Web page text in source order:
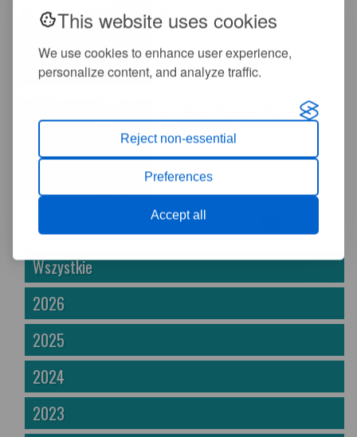
This website uses cookies
We use cookies to enhance user experience,
personalize content, and analyze traffic.
Reject non-essential
Preferences
Accept all
br. na Gondoli
2009-01-05 10:05:40
Uwaga - Rusza wyciąg
KAMIENIEC
2009-01-02 17:18:55
10 11 12 13
Wszystkie
2026
2025
2024
2023